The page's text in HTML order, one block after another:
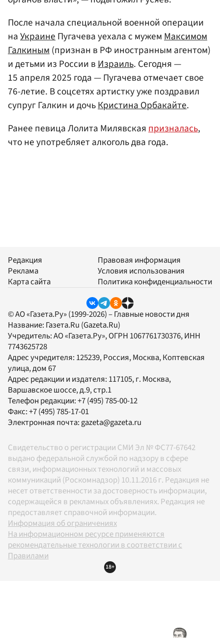
После начала специальной военной операции
наУкраинеПугачева уехала с мужемМаксимом
Галкиным(признан в РФ иностранным агентом)
и детьми из России вИзраиль. Сегодня —
15 апреля 2025 года — Пугачева отмечает свое
76-летие. В соцсетях артистку уже поздравил
супруг Галкин и дочьКристина Орбакайте.
Ранее певица Лолита Милявскаяпризналась,
что не употребляет алкоголь два года.
Редакция
Реклама
Карта сайта
Правовая информация
Условия использования
Политика конфиденциальности
© АО «Газета.Ру» (1999-2026) – Главные новости дня
Название: Газета.Ru (Gazeta.Ru)
Учредитель:АО «Газета.Ру», ОГРН 1067761730376, ИНН
7743625728
Адрес учредителя: 125239, Россия, Москва, Коптевская
улица, дом 67
Адрес редакции и издателя: 117105, г. Москва,
Варшавское шоссе, д.9, стр.1
Телефон редакции:+7 (495) 785-00-12
Факс:+7 (495) 785-17-01
Электронная почта:gazeta@gazeta.ru
Свидетельство о регистрации СМИ Эл № ФС77-67642
выдано федеральной службой по надзору в сфере
связи, информационных технологий и массовых
коммуникаций (Роскомнадзор) 10.11.2016 г. Редакция не
несет ответственности за достоверность информации,
содержащейся в рекламных объявлениях. Редакция не
предоставляет справочной информации.
Информация об ограничениях
На информационном ресурсе применяются
рекомендательные технологии в соответствии с
Правилами
18+